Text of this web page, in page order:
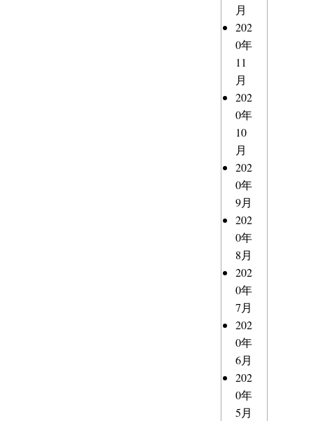
月
202
0年
11
月
202
0年
10
月
202
0年
9月
202
0年
8月
202
0年
7月
202
0年
6月
202
0年
5月